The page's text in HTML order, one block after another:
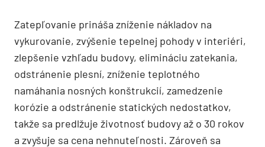
Zatepľovanie prináša zníženie nákladov na
vykurovanie, zvýšenie tepelnej pohody v interiéri,
zlepšenie vzhľadu budovy, elimináciu zatekania,
odstránenie plesní, zníženie teplotného
namáhania nosných konštrukcií, zamedzenie
korózie a odstránenie statických nedostatkov,
takže sa predlžuje životnosť budovy až o 30 rokov
a zvyšuje sa cena nehnuteľnosti. Zároveň sa